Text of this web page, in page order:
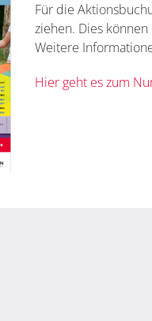
Für die
ziehen. Dies
Weitere
Hier geht es zum